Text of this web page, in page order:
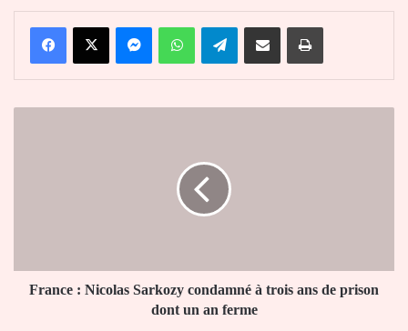
FacebookX MessengerWhatsAppTelegramPartager par email Imprimer
de
prison
France : Nicolas Sarkozy condamné à trois ans de prison
dont un an ferme